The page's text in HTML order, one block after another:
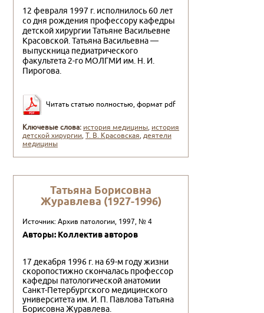
12 февраля 1997 г. исполнилось 60 лет
со дня рождения профессору кафед­ры
детской хирургии Татьяне Васильевне
Красовской. Татьяна Васильевна —
выпускница педиатрического
факультета 2-го МОЛГМИ им. Н. И.
Пирогова.
Читать статью полностью, формат pdf
Ключевые слова: история медицины, история
детской хирургии,Т. В. Красовская,деятели
медицины
Татьяна Борисовна
Журавлева (1927-1996)
Источник: Архив патологии, 1997, № 4
Авторы: Коллектив авторов
17 декабря 1996 г. на 69-м году жизни
скоропостиж­но скончалась профессор
кафедры патологической ана­томии
Санкт-Петербургского медицинского
универси­тета им. И. П. Павлова Татьяна
Борисовна Журавлева.